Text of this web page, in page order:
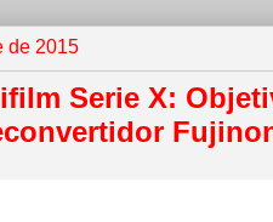
de 2015
Serie X: